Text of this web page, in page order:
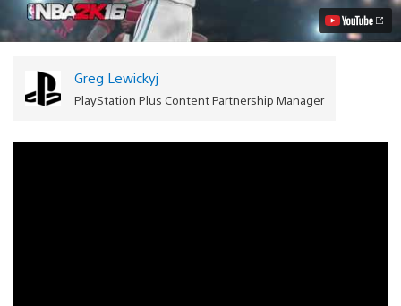
de
Greg Lewickyj
PlayStation Plus Content Partnership Manager